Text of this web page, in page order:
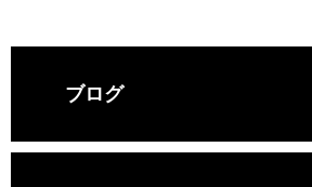
ブログ